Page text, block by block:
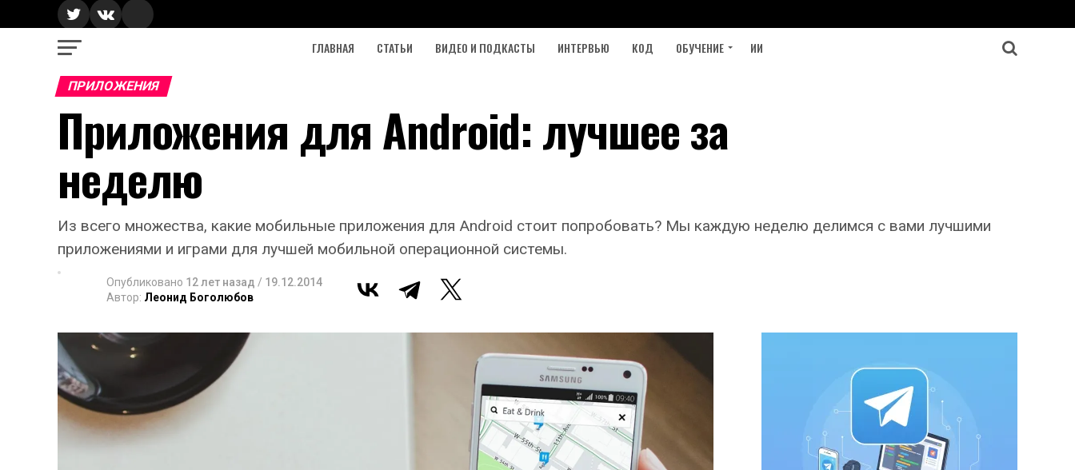
ГЛАВНАЯ СТАТЬИ ВИДЕО И ПОДКАСТЫ ИНТЕРВЬЮ КОД ОБУЧЕНИЕ ИИ
ПРИЛОЖЕНИЯ
Приложения для Android: лучшее за
неделю
Из всего множества, какие мобильные приложения для Android стоит попробовать? Мы каждую неделю делимся с вами лучшими
приложениями и играми для лучшей мобильной операционной системы.
Опубликовано 12 лет назад / 19.12.2014
Автор: Леонид Боголюбов